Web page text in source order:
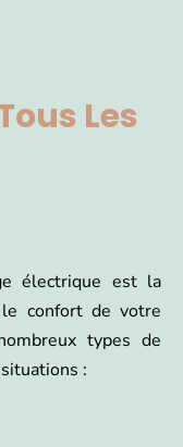
Les
électrique est la
confort de votre
types de
: